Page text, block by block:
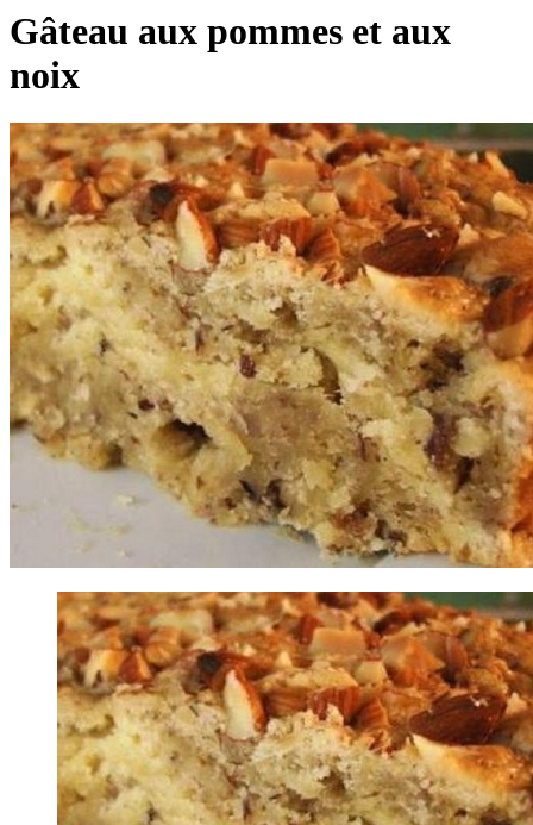
Gâteau aux pommes et aux
noix